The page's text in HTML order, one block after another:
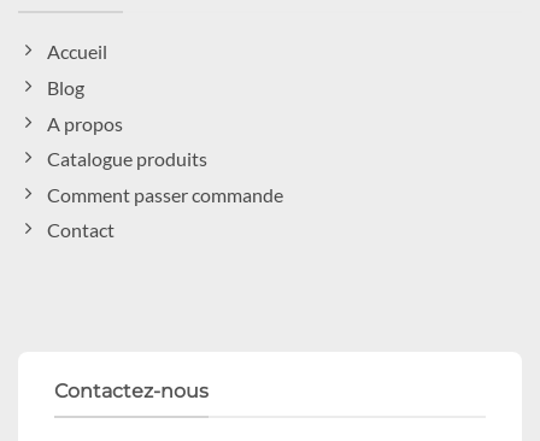
Accueil
Blog
A propos
Catalogue produits
Comment passer commande
Contact
Contactez-nous